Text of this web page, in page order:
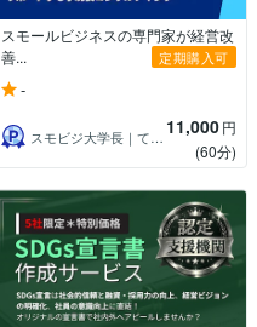
スモールビジネスの専門家が経営改
善...
定期購入可
-
スモビジ大学長｜てらもと さとし 11,000円
(60分)